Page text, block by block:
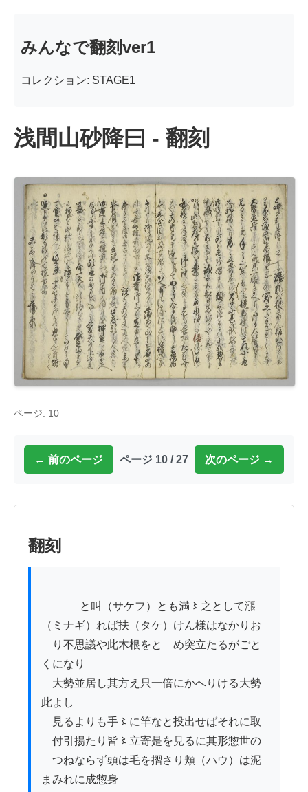
みんなで翻刻ver1
コレクション: STAGE1
浅間山砂降曰 - 翻刻
ページ: 10
← 前のページ ページ 10 / 27 次のページ →
翻刻
（ミナギ）れば扶（タケ）けん様はなかりお
り不思議や此木根をとゞめ突立たるがごと
くになり
大勢並居し其方え只一倍にかへりける大勢
此よし
見るよりも手〻に竿なと投出せばそれに取
付引揚たり皆〻立寄是を見るに其形惣世の
つねならず頭は毛を摺さり頬（ハウ）は泥
まみれに成惣身